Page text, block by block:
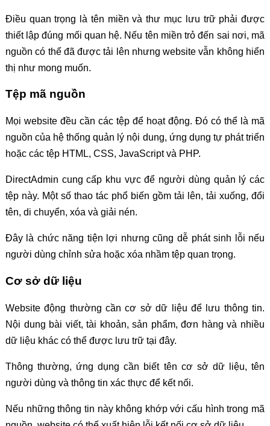
Điều quan trọng là tên miền và thư mục lưu trữ phải được
thiết lập đúng mối quan hệ. Nếu tên miền trỏ đến sai nơi, mã
nguồn có thể đã được tải lên nhưng website vẫn không hiển
thị như mong muốn.
Tệp mã nguồn
Mọi website đều cần các tệp để hoạt động. Đó có thể là mã
nguồn của hệ thống quản lý nội dung, ứng dụng tự phát triển
hoặc các tệp HTML, CSS, JavaScript và PHP.
DirectAdmin cung cấp khu vực để người dùng quản lý các
tệp này. Một số thao tác phổ biến gồm tải lên, tải xuống, đổi
tên, di chuyển, xóa và giải nén.
Đây là chức năng tiện lợi nhưng cũng dễ phát sinh lỗi nếu
người dùng chỉnh sửa hoặc xóa nhầm tệp quan trọng.
Cơ sở dữ liệu
Website động thường cần cơ sở dữ liệu để lưu thông tin.
Nội dung bài viết, tài khoản, sản phẩm, đơn hàng và nhiều
dữ liệu khác có thể được lưu trữ tại đây.
Thông thường, ứng dụng cần biết tên cơ sở dữ liệu, tên
người dùng và thông tin xác thực để kết nối.
Nếu những thông tin này không khớp với cấu hình trong mã